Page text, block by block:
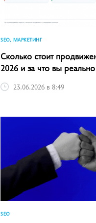
SEO, МАРКЕТИНГ
Сколько стоит
2026 и за что вы реально
23.06.2026 в 8:49
SEO